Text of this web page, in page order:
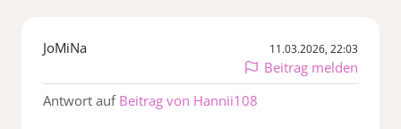
JoMiNa 11.03.2026, 22:03
Beitrag melden
Antwort auf Beitrag von Hannii108